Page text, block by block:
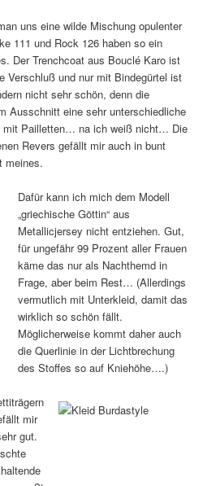
uns eine wilde Mischung opulenter
111 und Rock 126 haben so ein
Der Trenchcoat aus Bouclé Karo ist
Verschluß und nur mit Bindegürtel ist
nicht sehr schön, denn die
Ausschnitt eine sehr unterschiedliche
mit Pailletten… na ich weiß nicht… Die
Revers gefällt mir auch in bunt
meines.
Dafür kann ich mich dem Modell
„griechische Göttin“ aus
Metallicjersey nicht entziehen. Gut,
für ungefähr 99 Prozent aller Frauen
käme das nur als Nachthemd in
Frage, aber beim Rest… (Allerdings
vermutlich mit Unterkleid, damit das
wirklich so schön fällt.
Möglicherweise kommt daher auch
die Querlinie in der Lichtbrechung
des Stoffes so auf Kniehöhe….)
mir
gut.